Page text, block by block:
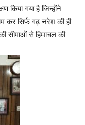
किया गया है जिन्होंने
कर सिर्फ गढ़ नरेश की ही
सीमाओं से हिमाचल की